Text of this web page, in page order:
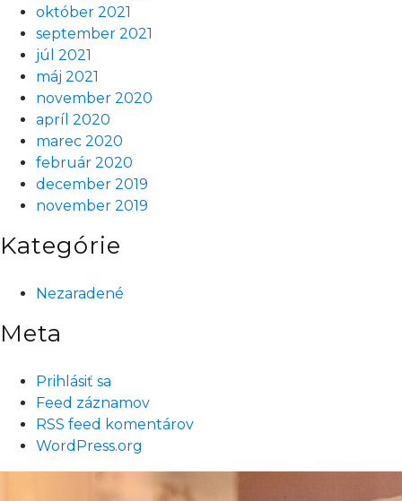
október 2021
september 2021
júl 2021
máj 2021
november 2020
apríl 2020
marec 2020
február 2020
december 2019
november 2019
Kategórie
Nezaradené
Meta
Prihlásiť sa
Feed záznamov
RSS feed komentárov
WordPress.org